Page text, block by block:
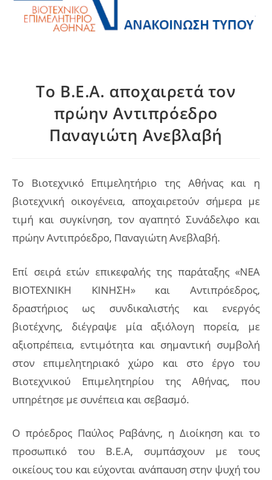
Το Β.Ε.Α. αποχαιρετά τον
πρώην Αντιπρόεδρο
Παναγιώτη Ανεβλαβή
Το Βιοτεχνικό Επιμελητήριο της Αθήνας και η
βιοτεχνική οικογένεια, αποχαιρετούν σήμερα με
τιμή και συγκίνηση, τον αγαπητό Συνάδελφο και
πρώην Αντιπρόεδρο, Παναγιώτη Ανεβλαβή.
Επί σειρά ετών επικεφαλής της παράταξης «ΝΕΑ
ΒΙΟΤΕΧΝΙΚΗ ΚΙΝΗΣΗ» και Αντιπρόεδρος,
δραστήριος ως συνδικαλιστής και ενεργός
βιοτέχνης, διέγραψε μία αξιόλογη πορεία, με
αξιοπρέπεια, εντιμότητα και σημαντική συμβολή
στον επιμελητηριακό χώρο και στο έργο του
Βιοτεχνικού Επιμελητηρίου της Αθήνας, που
υπηρέτησε με συνέπεια και σεβασμό.
Ο πρόεδρος Παύλος Ραβάνης, η Διοίκηση και το
προσωπικό του Β.Ε.Α, συμπάσχουν με τους
οικείους του και εύχονται ανάπαυση στην ψυχή του